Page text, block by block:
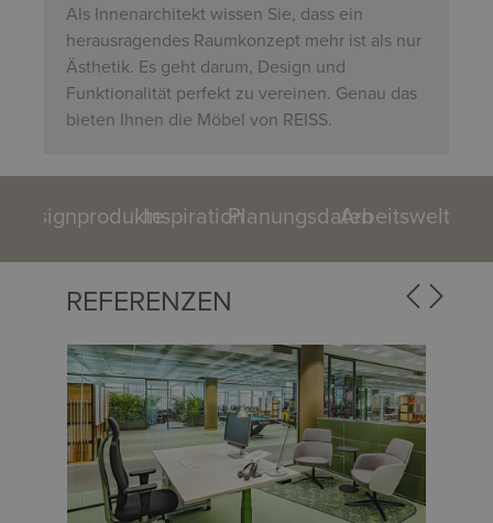
Als Innenarchitekt wissen Sie, dass ein
herausragendes Raumkonzept mehr ist als nur
Ästhetik. Es geht darum, Design und
Funktionalität perfekt zu vereinen. Genau das
bieten Ihnen die Möbel von REISS.
DesignprodukteInspirationPlanungsdatenArbeitswelten
REFERENZEN